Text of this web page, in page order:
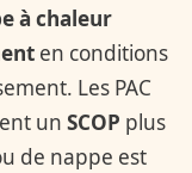
à chaleur
en conditions
Les PAC
un SCOP plus
de nappe est